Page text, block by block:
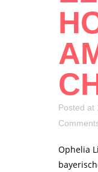
Posted at
Ophelia